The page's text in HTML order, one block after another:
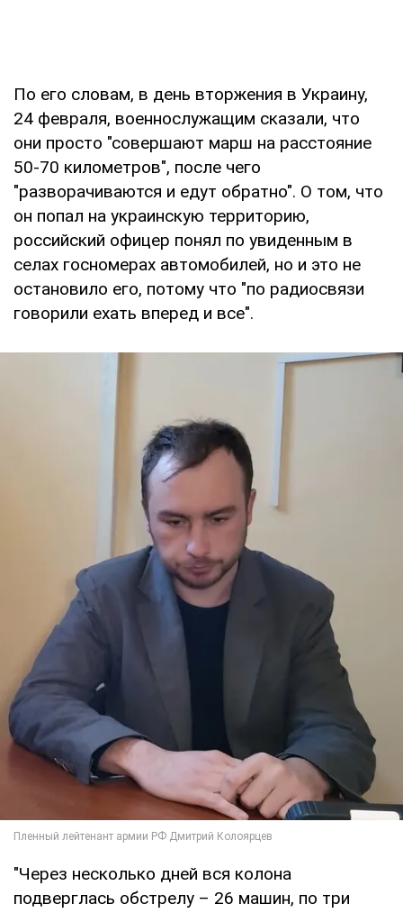
По его словам, в день вторжения в Украину,
24 февраля, военнослужащим сказали, что
они просто "совершают марш на расстояние
50-70 километров", после чего
"разворачиваются и едут обратно". О том, что
он попал на украинскую территорию,
российский офицер понял по увиденным в
селах госномерах автомобилей, но и это не
остановило его, потому что "по радиосвязи
говорили ехать вперед и все".
"Через несколько дней вся колона
подверглась обстрелу – 26 машин, по три